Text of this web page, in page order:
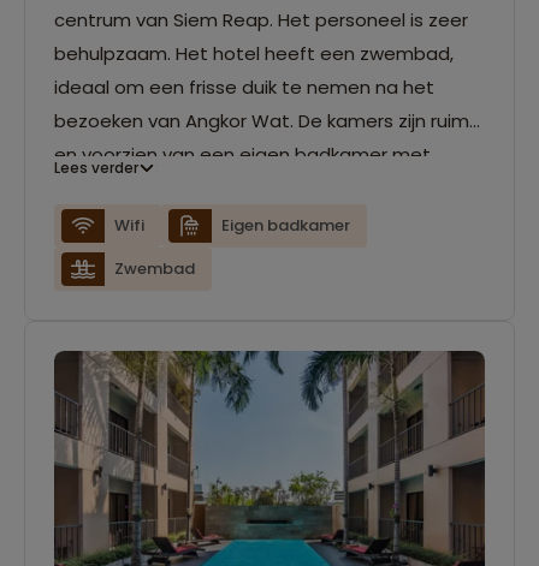
centrum van Siem Reap. Het personeel is zeer
behulpzaam. Het hotel heeft een zwembad,
ideaal om een frisse duik te nemen na het
bezoeken van Angkor Wat. De kamers zijn ruim
en voorzien van een eigen badkamer met
van traditioneel Cambodjaanse en
internationale gerechten.
Lees verder
Wifi
Eigen badkamer
Zwembad